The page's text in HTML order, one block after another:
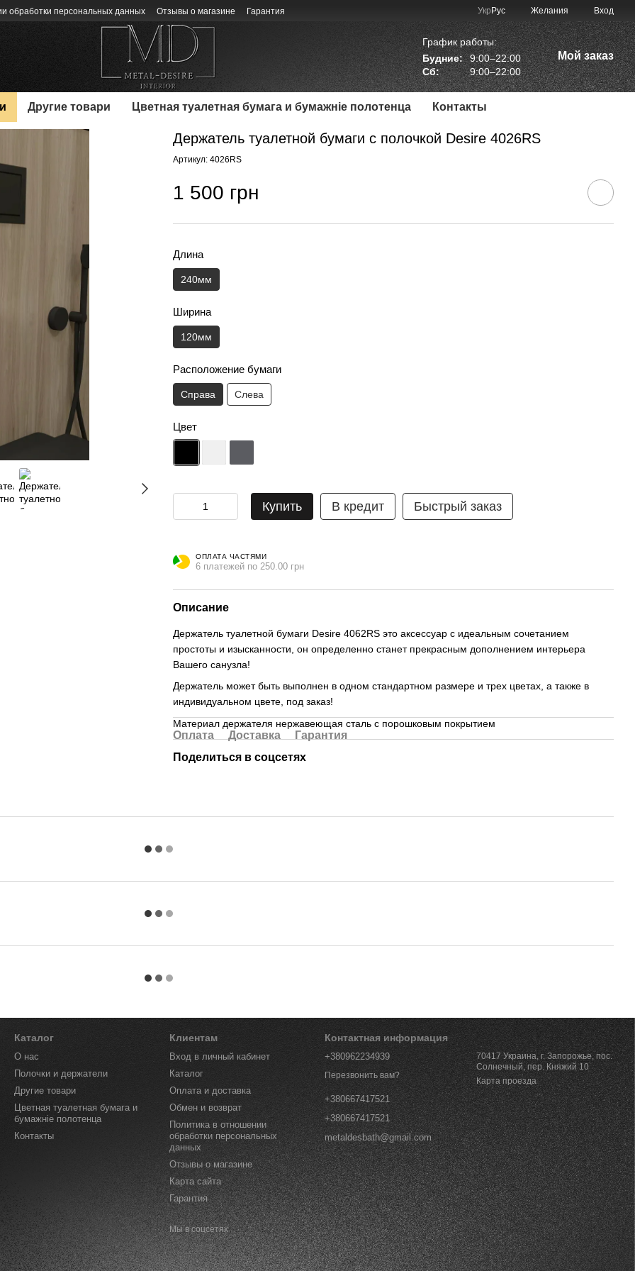
обработки персональных данных Отзывы о магазине Гарантия Укр Рус Желания Вход
График работы:
Будние: 9:00–22:00
Сб:
9:00–22:00
Мой заказ
Другие товари Цветная туалетная бумага и бумажніе полотенца Контакты
Держатель туалетной бумаги с полочкой Desire 4026RS
Артикул: 4026RS
1 500 грн
Длина
240мм
Ширина
120мм
Расположение бумаги
Справа Слева
Цвет
Купить В кредит Быстрый заказ
ОПЛАТА ЧАСТЯМИ
6 платежей по 250.00 грн
Описание
Держатель туалетной бумаги Desire 4062RS это аксессуар с идеальным сочетанием
простоты и изысканности, он определенно станет прекрасным дополнением интерьера
Вашего санузла!
Держатель может быть выполнен в одном стандартном размере и трех цветах, а также в
индивидуальном цвете, под заказ!
Материал держателя нержавеющая сталь с порошковым покрытием
Оплата Доставка
Гарантия
Поделиться в соцсетях
Каталог
О нас
Полочки и держатели
Другие товари
Цветная туалетная бумага и
бумажніе полотенца
Контакты
Клиентам
Вход в личный кабинет
Каталог
Оплата и доставка
Обмен и возврат
Политика в отношении
обработки персональных
данных
Отзывы о магазине
Карта сайта
Гарантия
Мы в соцсетях
Контактная информация
+380962234939
Перезвонить вам?
+380667417521
+380667417521
metaldesbath@gmail.com
70417 Украина, г. Запорожье, пос.
Солнечный, пер. Княжий 10
Карта проезда